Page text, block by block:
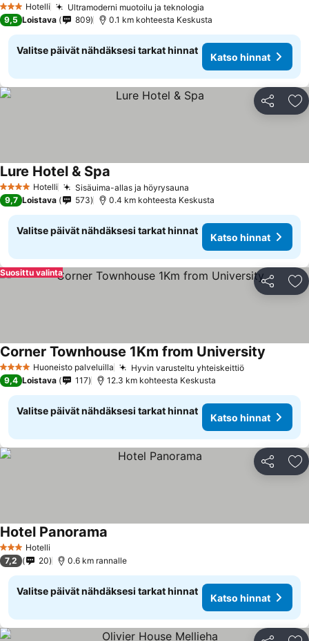
3 Tähtiluokitus
Hotelli Ultramoderni muotoilu ja teknologia
9,5 Loistava 809 0.1 km kohteesta Keskusta
Valitse päivät nähdäksesi tarkat hinnat
Katso hinnat
Jaa
4 Tähtiluokitus
Hotelli Sisäuima-allas ja höyrysauna
Lure Hotel & Spa
9,7 Loistava 573 0.4 km kohteesta Keskusta
Valitse päivät nähdäksesi tarkat hinnat
Katso hinnat
Jaa
Suosittu valinta
4 TähtiluokitusHuoneisto palveluilla Hyvin varusteltu yhteiskeittiö
Corner Townhouse 1Km from University
9,4 Loistava 117 12.3 km kohteesta Keskusta
Valitse päivät nähdäksesi tarkat hinnat
Katso hinnat
Jaa
3 Tähtiluokitus
Hotelli
Hotel Panorama
7,2 20 0.6 km rannalle
Valitse päivät nähdäksesi tarkat hinnat
Katso hinnat